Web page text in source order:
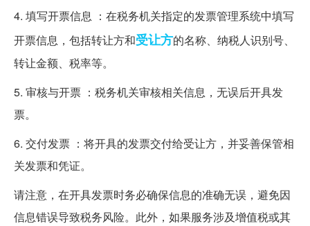
4. 填写开票信息 ：在税务机关指定的发票管理系统中填写
开票信息，包括转让方和受让方的名称、纳税人识别号、
转让金额、税率等。
5. 审核与开票 ：税务机关审核相关信息，无误后开具发
票。
6. 交付发票 ：将开具的发票交付给受让方，并妥善保管相
关发票和凭证。
请注意，在开具发票时务必确保信息的准确无误，避免因
信息错误导致税务风险。此外，如果服务涉及增值税或其